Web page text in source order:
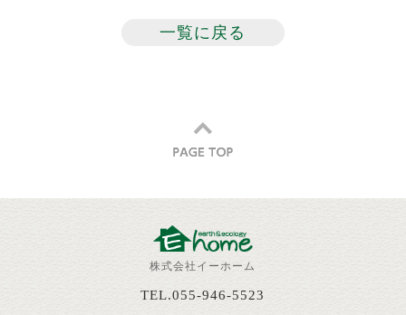
一覧に戻る
株式会社イーホーム
TEL.055-946-5523